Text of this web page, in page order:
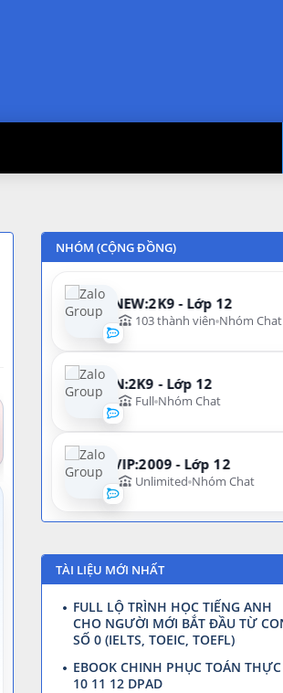
NHÓM (CỘNG ĐỒNG)
NEW:2K9 - Lớp 12
103 thành viên Nhóm Chat
N:2K9 - Lớp 12
Full Nhóm Chat
VIP:2009 - Lớp 12
Unlimited Nhóm Chat
TÀI LIỆU MỚI NHẤT
FULL LỘ TRÌNH HỌC TIẾNG ANH
CHO NGƯỜI MỚI BẮT ĐẦU TỪ
SỐ 0 (IELTS, TOEIC, TOEFL)
EBOOK CHINH PHỤC TOÁN THỰC
10 11 12 DPAD